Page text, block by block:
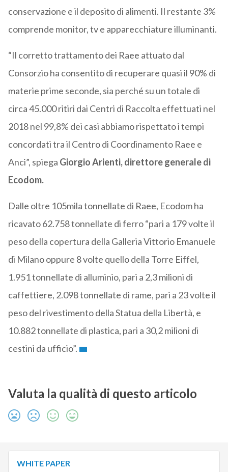
conservazione e il deposito di alimenti. Il restante 3%
comprende monitor, tv e apparecchiature illuminanti.
“Il corretto trattamento dei Raee attuato dal
Consorzio ha consentito di recuperare quasi il 90% di
materie prime seconde, sia perché su un totale di
circa 45.000 ritiri dai Centri di Raccolta effettuati nel
2018 nel 99,8% dei casi abbiamo rispettato i tempi
concordati tra il Centro di Coordinamento Raee e
Anci”, spiega Giorgio Arienti, direttore generale di
Ecodom.
Dalle oltre 105mila tonnellate di Raee, Ecodom ha
ricavato 62.758 tonnellate di ferro “pari a 179 volte il
peso della copertura della Galleria Vittorio Emanuele
di Milano oppure 8 volte quello della Torre Eiffel,
1.951 tonnellate di alluminio, pari a 2,3 milioni di
caffettiere, 2.098 tonnellate di rame, pari a 23 volte il
peso del rivestimento della Statua della Libertà, e
10.882 tonnellate di plastica, pari a 30,2 milioni di
cestini da ufficio”.
Valuta la qualità di questo articolo
WHITE PAPER